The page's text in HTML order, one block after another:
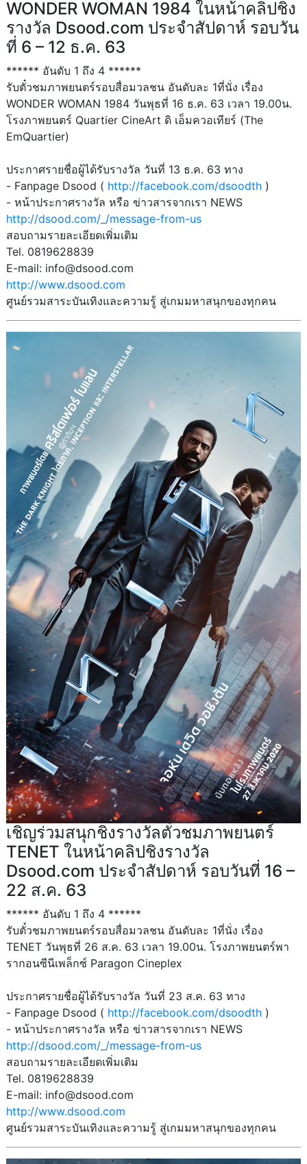
WONDER WOMAN 1984 ในหน้าคลิปชิง
รางวัล Dsood.com ประจำสัปดาห์ รอบวัน
ที่ 6 – 12 ธ.ค. 63
****** อันดับ 1 ถึง 4 ******
รับตั๋วชมภาพยนตร์รอบสื่อมวลชน อันดับละ 1ที่นั่ง เรื่อง
WONDER WOMAN 1984 วันพุธที่ 16 ธ.ค. 63 เวลา 19.00น.
โรงภาพยนตร์ Quartier CineArt ดิ เอ็มควอเทียร์ (The
EmQuartier)
ประกาศรายชื่อผู้ได้รับรางวัล วันที่ 13 ธ.ค. 63 ทาง
- Fanpage Dsood ( http://facebook.com/dsoodth )
- หน้าประกาศรางวัล หรือ ข่าวสารจากเรา NEWS
http://dsood.com/_/message-from-us
สอบถามรายละเอียดเพิ่มเติม
Tel. 0819628839
E-mail: info@dsood.com
http://www.dsood.com
ศูนย์รวมสาระบันเทิงและความรู้ สู่เกมมหาสนุกของทุกคน
เชิญร่วมสนุกชิงรางวัลตั๋วชมภาพยนตร์
TENET ในหน้าคลิปชิงรางวัล
Dsood.com ประจำสัปดาห์ รอบวันที่ 16 –
22 ส.ค. 63
****** อันดับ 1 ถึง 4 ******
รับตั๋วชมภาพยนตร์รอบสื่อมวลชน อันดับละ 1ที่นั่ง เรื่อง
TENET วันพุธที่ 26 ส.ค. 63 เวลา 19.00น. โรงภาพยนตร์พา
รากอนซีนีเพล็กซ์ Paragon Cineplex
ประกาศรายชื่อผู้ได้รับรางวัล วันที่ 23 ส.ค. 63 ทาง
- Fanpage Dsood ( http://facebook.com/dsoodth )
- หน้าประกาศรางวัล หรือ ข่าวสารจากเรา NEWS
http://dsood.com/_/message-from-us
สอบถามรายละเอียดเพิ่มเติม
Tel. 0819628839
E-mail: info@dsood.com
http://www.dsood.com
ศูนย์รวมสาระบันเทิงและความรู้ สู่เกมมหาสนุกของทุกคน